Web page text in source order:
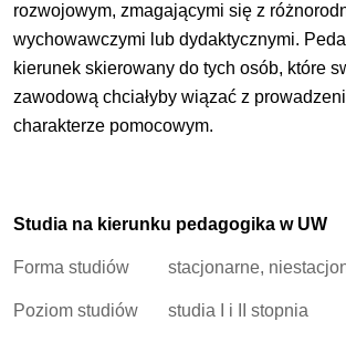
rozwojowym, zmagającymi się z
wychowawczymi lub dydaktycznymi.
kierunek skierowany do tych osób, które
zawodową chciałyby wiązać z
charakterze pomocowym.
Studia na kierunku pedagogika w UW
Forma studiów stacjonarne,
Poziom studiów studia I i II stopnia